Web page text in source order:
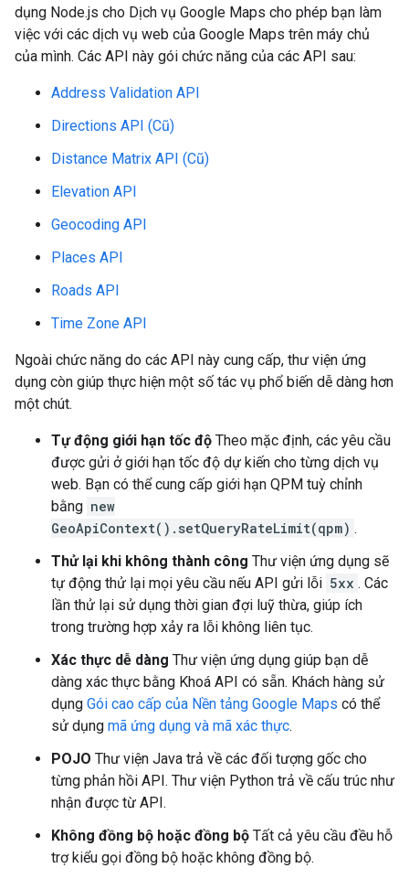
dụng Node.js cho Dịch vụ Google Maps cho phép bạn làm
việc với các dịch vụ web của Google Maps trên máy chủ
của mình. Các API này gói chức năng của các API sau:
Address Validation API
Directions API (Cũ)
Distance Matrix API (Cũ)
Elevation API
Geocoding API
Places API
Roads API
Time Zone API
Ngoài chức năng do các API này cung cấp, thư viện ứng
dụng còn giúp thực hiện một số tác vụ phổ biến dễ dàng hơn
một chút.
Tự động giới hạn tốc độ Theo mặc định, các yêu cầu
được gửi ở giới hạn tốc độ dự kiến cho từng dịch vụ
web. Bạn có thể cung cấp giới hạn QPM tuỳ chỉnh
bằng new
GeoApiContext().setQueryRateLimit(qpm) .
Thử lại khi không thành công Thư viện ứng dụng sẽ
tự động thử lại mọi yêu cầu nếu API gửi lỗi 5xx . Các
lần thử lại sử dụng thời gian đợi luỹ thừa, giúp ích
trong trường hợp xảy ra lỗi không liên tục.
Xác thực dễ dàng Thư viện ứng dụng giúp bạn dễ
dàng xác thực bằng Khoá API có sẵn. Khách hàng sử
dụng Gói cao cấp của Nền tảng Google Maps có thể
sử dụng mã ứng dụng và mã xác thực.
POJO Thư viện Java trả về các đối tượng gốc cho
từng phản hồi API. Thư viện Python trả về cấu trúc như
nhận được từ API.
Không đồng bộ hoặc đồng bộ Tất cả yêu cầu đều hỗ
trợ kiểu gọi đồng bộ hoặc không đồng bộ.